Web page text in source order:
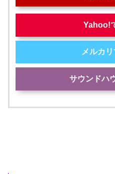
Yahoo!
メルカ
サウンドハ